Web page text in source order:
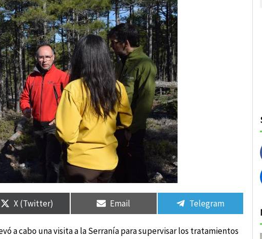
Compartir
en
X (Twitter)
Compartir
en
Email
en
Telegram
a cabo una visita a la Serranía para supervisar los tratamientos
Compartir
en
Compartir
en en